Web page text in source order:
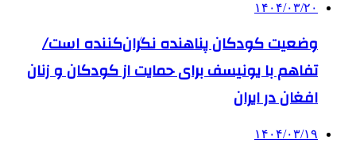
۱۴۰۴/۰۳/۲۰
وضعیت کودکان پناهنده نگران‌کننده است/
تفاهم با یونیسف برای حمایت از کودکان و زنان
افغان در ایران
۱۴۰۴/۰۳/۱۹